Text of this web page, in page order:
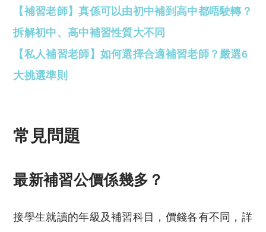
【補習老師】真係可以由初中補到高中都唔駛轉？
拆解初中、高中補習性質大不同
【私人補習老師】如何選擇合適補習老師？嚴選6
大挑選準則
常見問題
最新補習公價係幾多？
接學生就讀的年級及補習科目，價錢各有不同，詳